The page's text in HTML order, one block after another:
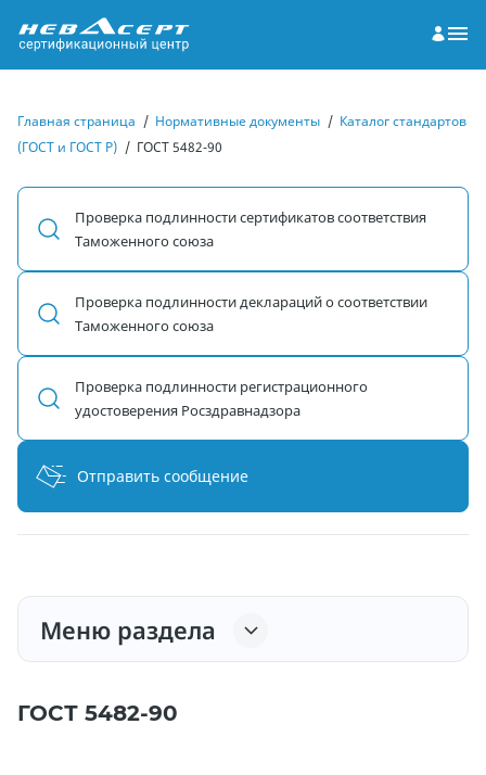
Главная страница / Нормативные документы / Каталог стандартов
(ГОСТ и ГОСТ Р) / ГОСТ 5482-90
Проверка подлинности сертификатов соответствия
Таможенного союза
Проверка подлинности деклараций о соответствии
Таможенного союза
Проверка подлинности регистрационного
удостоверения Росздравнадзора
Отправить сообщение
Меню раздела
ГОСТ 5482-90